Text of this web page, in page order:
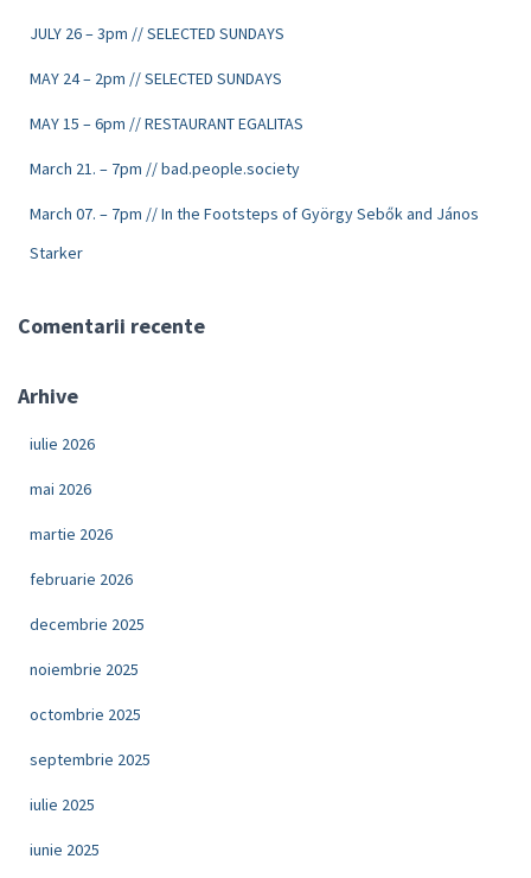
JULY 26 – 3pm // SELECTED SUNDAYS
MAY 24 – 2pm // SELECTED SUNDAYS
MAY 15 – 6pm // RESTAURANT EGALITAS
March 21. – 7pm // bad.people.society
March 07. – 7pm // In the Footsteps of György Sebők and János
Starker
Comentarii recente
Arhive
iulie 2026
mai 2026
martie 2026
februarie 2026
decembrie 2025
noiembrie 2025
octombrie 2025
septembrie 2025
iulie 2025
iunie 2025